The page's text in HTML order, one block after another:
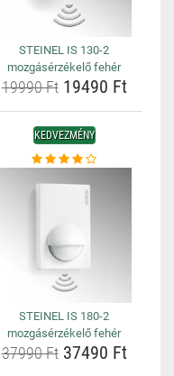
STEINEL IS 130-2
mozgásérzékelő fehér
19990 Ft19490 Ft
KEDVEZMÉNY
STEINEL IS 180-2
mozgásérzékelő fehér
37990 Ft37490 Ft